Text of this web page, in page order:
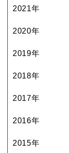
2021年
2020年
2019年
2018年
2017年
2016年
2015年